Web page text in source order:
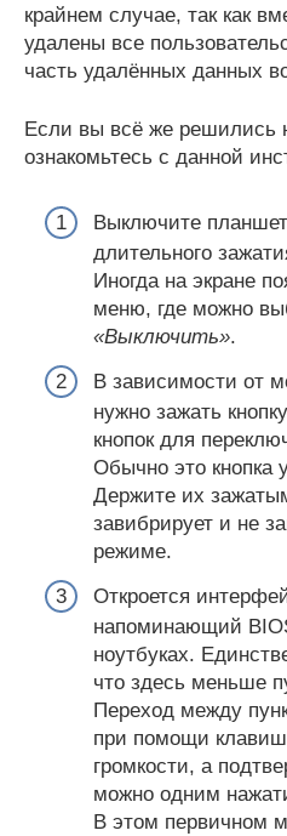
крайнем случае, так как
удалены все
часть удалённых данных
Если вы всё же решились
ознакомьтесь с данной
Выключите
длительного
Иногда на экране
меню, где можно
«Выключить».
В зависимости от
нужно зажать
кнопок для
Обычно это кнопка
Держите их
завибрирует и не
режиме.
Откроется
напоминающий
ноутбуках.
что здесь меньше
Переход между
при помощи клавиш
громкости, а
можно одним
В этом первичном